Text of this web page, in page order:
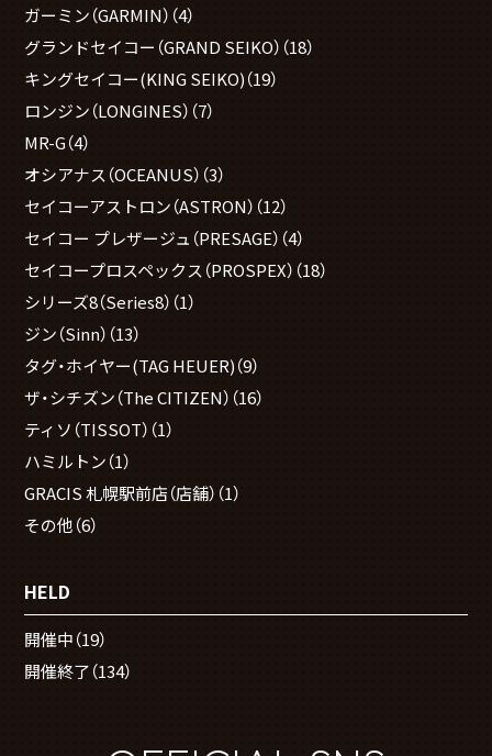
ガーミン（GARMIN） （4）
グランドセイコー（GRAND SEIKO） （18）
キングセイコー(KING SEIKO)（19）
ロンジン（LONGINES） （7）
MR-G（4）
オシアナス（OCEANUS） （3）
セイコーアストロン（ASTRON） （12）
セイコー プレザージュ（PRESAGE） （4）
セイコープロスペックス（PROSPEX） （18）
シリーズ8（Series8） （1）
ジン（Sinn） （13）
タグ・ホイヤー(TAG HEUER)（9）
ザ・シチズン（The CITIZEN） （16）
ティソ（TISSOT） （1）
ハミルトン（1）
GRACIS 札幌駅前店（店舗） （1）
その他（6）
HELD
開催中（19）
開催終了（134）